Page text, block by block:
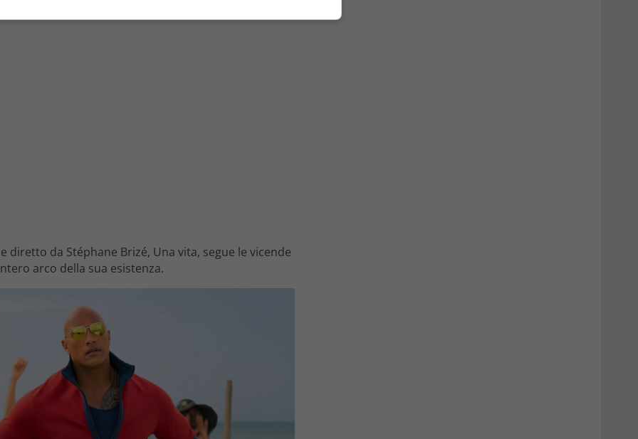
da Stéphane Brizé, Una vita, segue le vicende
arco della sua esistenza.